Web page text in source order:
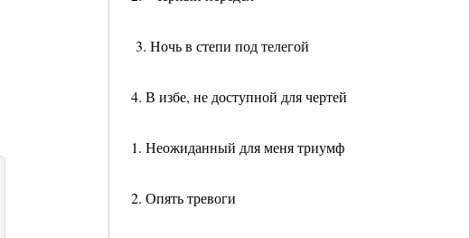
3. Ночь в степи под телегой
4. В избе, не доступной для чертей
1. Неожиданный для меня триумф
2. Опять тревоги